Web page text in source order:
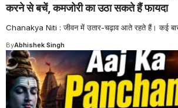
करने से बचें, कमजोरी का उठा सकते हैं फायदा
Chanakya Niti : जीवन में उतार-चढ़ाव आते रहते हैं। कई बार
ByAbhishek Singh